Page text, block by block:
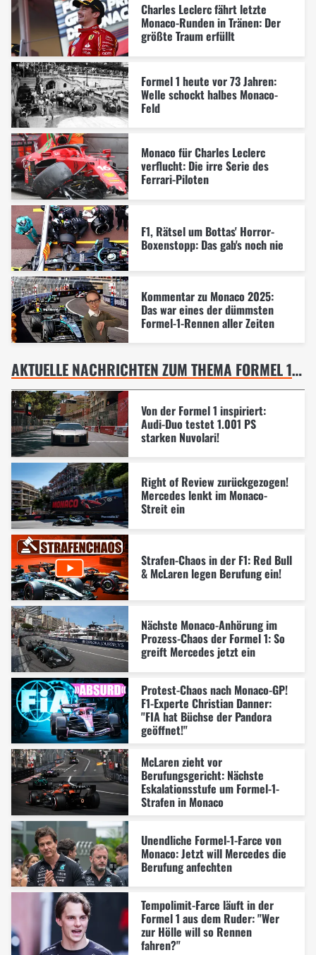
Charles Leclerc fährt letzte
Monaco-Runden in Tränen: Der
größte Traum erfüllt
Formel 1 heute vor 73 Jahren:
Welle schockt halbes Monaco-
Feld
Monaco für Charles Leclerc
verflucht: Die irre Serie des
Ferrari-Piloten
F1, Rätsel um Bottas' Horror-
Boxenstopp: Das gab's noch nie
Kommentar zu Monaco 2025:
Das war eines der dümmsten
Formel-1-Rennen aller Zeiten
AKTUELLE NACHRICHTEN ZUM THEMA FORMEL 1 MONACO GP, MONTE CARLO
Von der Formel 1 inspiriert:
Audi-Duo testet 1.001 PS
starken Nuvolari!
Right of Review zurückgezogen!
Mercedes lenkt im Monaco-
Streit ein
Strafen-Chaos in der F1: Red Bull
& McLaren legen Berufung ein!
Nächste Monaco-Anhörung im
Prozess-Chaos der Formel 1: So
greift Mercedes jetzt ein
Protest-Chaos nach Monaco-GP!
F1-Experte Christian Danner:
"FIA hat Büchse der Pandora
geöffnet!"
McLaren zieht vor
Berufungsgericht: Nächste
Eskalationsstufe um Formel-1-
Strafen in Monaco
Unendliche Formel-1-Farce von
Monaco: Jetzt will Mercedes die
Berufung anfechten
Tempolimit-Farce läuft in der
Formel 1 aus dem Ruder: "Wer
zur Hölle will so Rennen
fahren?"